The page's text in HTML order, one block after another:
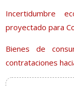
Incertidumbre
proyectado para
Bienes de
contrataciones